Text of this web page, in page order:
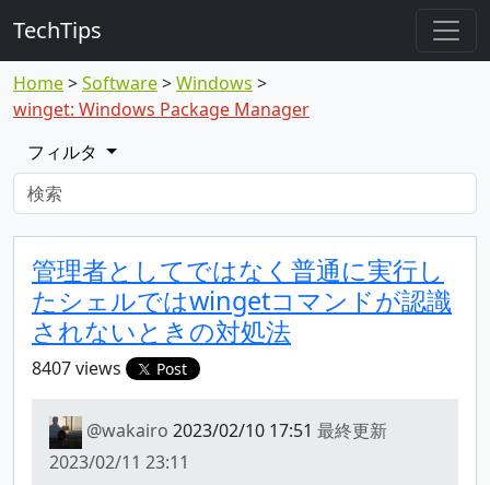
TechTips
Home Software
Windows
winget: Windows Package Manager
フィルタ
対象のTopic
Topic
管理者としてではなく普通に実行し
たシェルではwingetコマンドが認識
されないときの対処法
8407 views Post
@wakairo 2023/02/10 17:51 最終更新
2023/02/11 23:11